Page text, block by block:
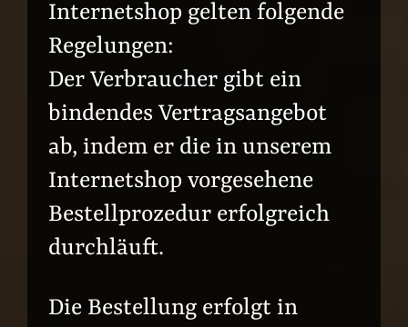
Internetshop gelten folgende
Regelungen:
Der Verbraucher gibt ein
bindendes Vertragsangebot
ab, indem er die in unserem
Internetshop vorgesehene
Bestellprozedur erfolgreich
durchläuft.
Die Bestellung erfolgt in